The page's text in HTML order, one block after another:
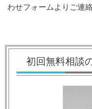
わせフォームよりご連
初回無料相談